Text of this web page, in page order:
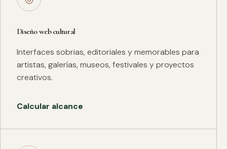
Diseño web cultural
Interfaces sobrias, editoriales y memorables para
artistas, galerías, museos, festivales y proyectos
creativos.
Calcular alcance